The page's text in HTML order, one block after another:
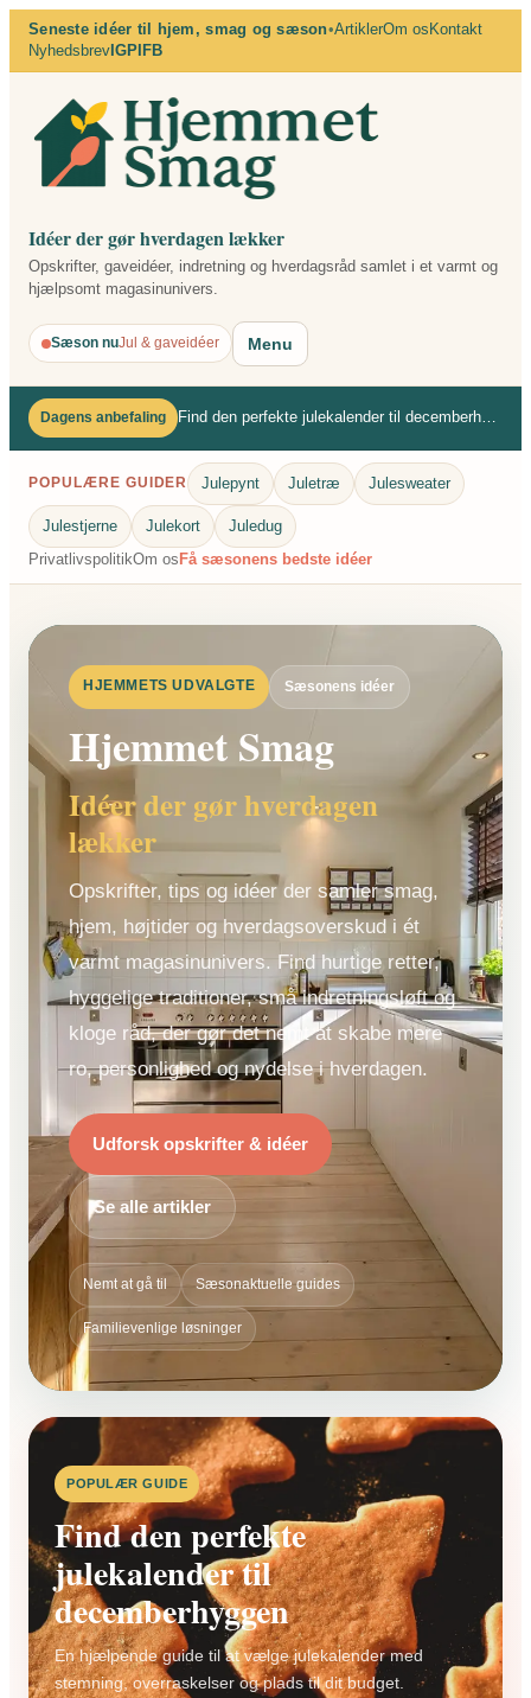
Spring
Seneste idéer til hjem, smag og sæson•ArtiklerOm os Kontakt
Nyhedsbrev IGPI FB
Idéer der gør hverdagen lækker
Opskrifter, gaveidéer, indretning og hverdagsråd samlet i et varmt og
hjælpsomt magasinunivers.
Sæson nuJul & gaveidéer Menu
Dagens anbefaling Find den perfekte julekalender til decemberhyggen
POPULÆRE GUIDER Julepynt Juletræ Julesweater
Julestjerne Julekort
Juledug
PrivatlivspolitikOm os Få sæsonens bedste idéer
HJEMMETS UDVALGTE Sæsonens idéer
Hjemmet Smag
Idéer der gør hverdagen
lækker
Opskrifter, tips og idéer der samler smag,
hjem, højtider og hverdagsoverskud i ét
varmt magasinunivers. Find hurtige retter,
hyggelige traditioner, små indretningsløft og
kloge råd, der gør det nemt at skabe mere
ro, personlighed og nydelse i hverdagen.
Udforsk opskrifter & idéer
Se alle artikler
Nemt at gå til Sæsonaktuelle guides
Familievenlige løsninger
POPULÆR GUIDE
Find den perfekte
julekalender til
decemberhyggen
En hjælpende guide til at vælge julekalender med
stemning, overraskelser og plads til dit budget.